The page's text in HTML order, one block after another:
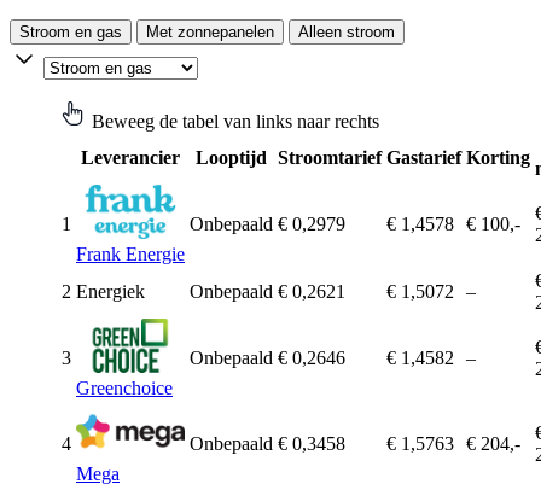
Stroom en gas Met zonnepanelen Alleen stroom
Beweeg de tabel van links naar rechts
Leverancier
Looptijd Stroomtarief Gastarief Korting
1
Frank Energie
Onbepaald € 0,2979 € 1,4578 € 100,-
2 Energiek Onbepaald € 0,2621 € 1,5072 –
3
Greenchoice
Onbepaald € 0,2646 € 1,4582 –
4
Mega
Onbepaald € 0,3458 € 1,5763 € 204,-